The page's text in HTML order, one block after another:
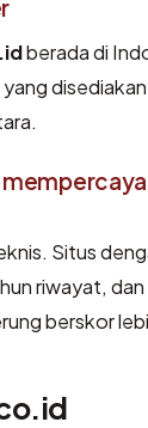
berada di
Situs
riwayat,
berskor